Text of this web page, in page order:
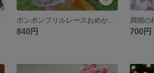
840円 700円